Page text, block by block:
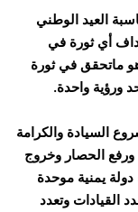
العيد الوطني
أي ثورة في
ماتحقق في ثورة
حملت مشروع السيادة والكرامة
ورفع الحصار وخروج
دولة يمنية موحدة
القيادات وتعدد